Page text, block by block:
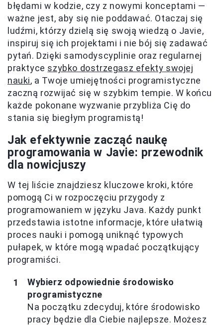
błędami w kodzie, czy z nowymi konceptami —
ważne jest, aby się nie poddawać. Otaczaj się
ludźmi, którzy dzielą się swoją wiedzą o Javie,
inspiruj się ich projektami i nie bój się zadawać
pytań. Dzięki samodyscyplinie oraz regularnej
praktyce szybko dostrzegasz efekty swojej
nauki, a Twoje umiejętności programistyczne
zaczną rozwijać się w szybkim tempie. W końcu
każde pokonane wyzwanie przybliża Cię do
stania się biegłym programistą!
Jak efektywnie zacząć naukę
programowania w Javie: przewodnik
dla nowicjuszy
W tej liście znajdziesz kluczowe kroki, które
pomogą Ci w rozpoczęciu przygody z
programowaniem w języku Java. Każdy punkt
przedstawia istotne informacje, które ułatwią
proces nauki i pomogą uniknąć typowych
pułapek, w które mogą wpadać początkujący
programiści.
Wybierz odpowiednie środowisko
programistyczne
Na początku zdecyduj, które środowisko
pracy będzie dla Ciebie najlepsze. Możesz